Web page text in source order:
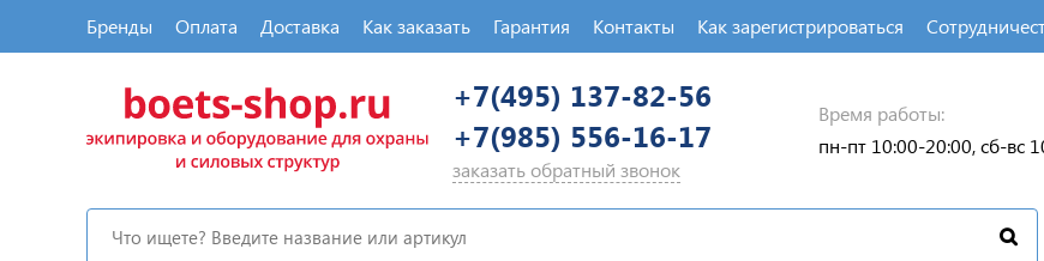
Бренды Оплата Доставка Как заказать Гарантия Контакты Как зарегистрироваться
+7(495) 137-82-56
+7(985) 556-16-17
заказать обратный звонок
Время работы:
пн-пт 10:00-20:00, сб-вс